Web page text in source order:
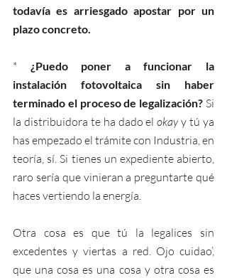
todavía es arriesgado apostar por un
plazo concreto.
* ¿Puedo poner a funcionar la
instalación fotovoltaica sin haber
terminado el proceso de legalización? Si
la distribuidora te ha dado el okay y tú ya
has empezado el trámite con Industria, en
teoría, sí. Si tienes un expediente abierto,
raro sería que vinieran a preguntarte qué
haces vertiendo la energía.
Otra cosa es que tú la legalices sin
excedentes y viertas a red. Ojo cuidao’,
que una cosa es una cosa y otra cosa es